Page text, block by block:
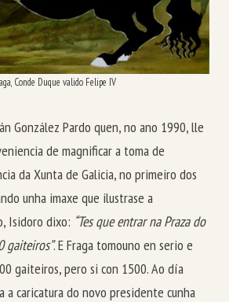
Conde Duque valido Felipe IV
González Pardo quen, no ano 1990, lle
de magnificar a toma de
da Xunta de Galicia, no primeiro dos
unha imaxe que ilustrase a
Isidoro dixo: “Tes que entrar na Praza do
gaiteiros”. E Fraga tomouno en serio e
gaiteiros, pero si con 1500. Ao día
a caricatura do novo presidente cunha